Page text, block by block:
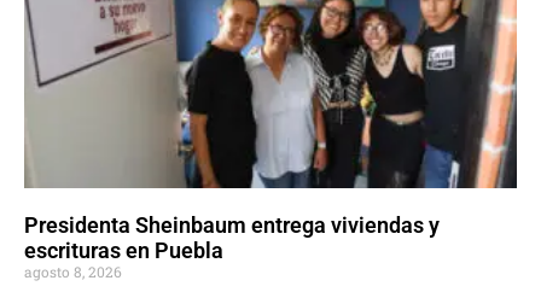
Presidenta Sheinbaum entrega viviendas y
escrituras en Puebla
agosto 8, 2026